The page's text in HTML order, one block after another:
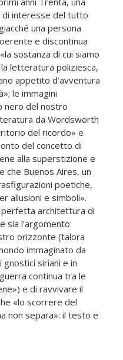
di interesse del tutto
una persona
e discontinua
sostanza di cui siamo
letteratura poliziesca,
appetito d’avventura
le immagini
nero del nostro
da Wordsworth
del ricordo» e
del concetto di
alla superstizione e
che Buenos Aires, un
poetiche,
allusioni e simboli».
perfetta architettura di
sia l’argomento
orizzonte (talora
immaginato da
gnostici siriani e in
continua tra le
e di ravvivare il
«lo scorrere del
non separa»: il testo e